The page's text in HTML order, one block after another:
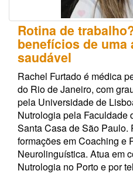
Rotina de
benefícios de uma
saudável
Rachel Furtado é médica
do Rio de Janeiro, com
pela Universidade de
Nutrologia pela Faculdade
Santa Casa de São Paulo.
formações em Coaching e
Neurolinguística. Atua em
Nutrologia no Porto e por